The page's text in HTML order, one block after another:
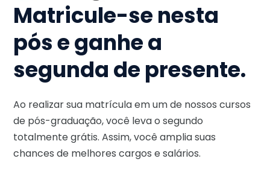
Matricule-se nesta
pós e ganhe a
segunda de presente.
Ao realizar sua matrícula em um de nossos cursos
de pós-graduação, você leva o segundo
totalmente grátis. Assim, você amplia suas
chances de melhores cargos e salários.